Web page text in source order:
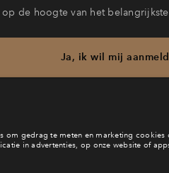
de hoogte van het
Ja, ik wil mij
vraag en wil je direct antwoord?
per week beschikbaar